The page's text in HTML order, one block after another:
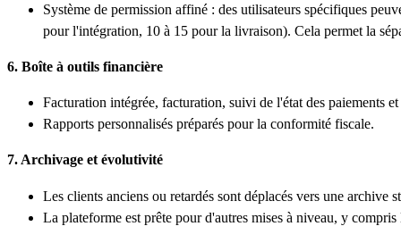
Système de permission affiné : des utilisateurs spécifiques
pour l'intégration, 10 à 15 pour la livraison). Cela permet la
6. Boîte à outils financière
Facturation intégrée, facturation, suivi de l'état des paiements
Rapports personnalisés préparés pour la conformité fiscale.
7. Archivage et évolutivité
Les clients anciens ou retardés sont déplacés vers une archive
La plateforme est prête pour d'autres mises à niveau, y